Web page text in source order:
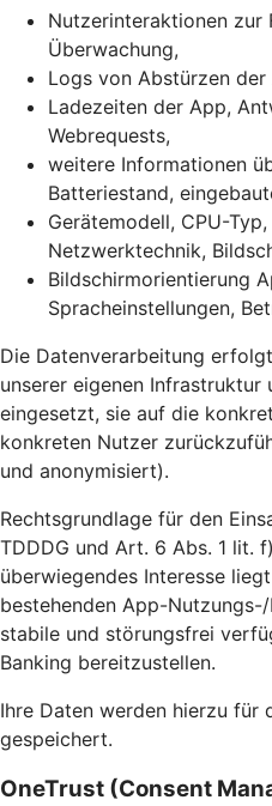
Nutzerinteraktionen zur
Überwachung,
Logs von Abstürzen
Ladezeiten der App,
Webrequests,
weitere Informationen
Batteriestand,
Gerätemodell, CPU-
Netzwerktechnik,
Bildschirmorientierung
Spracheinstellungen,
Die Datenverarbeitung
unserer eigenen Infrastruktur
eingesetzt, sie auf die
konkreten Nutzer
und anonymisiert).
Rechtsgrundlage für den
TDDDG und Art. 6 Abs. 1 lit.
überwiegendes Interesse
bestehenden App-
stabile und störungsfrei
Banking bereitzustellen.
Ihre Daten werden hierzu für
gespeichert.
OneTrust (Consent